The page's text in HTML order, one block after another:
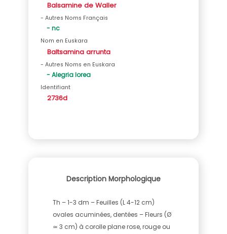
Balsamine de Waller
- Autres Noms Français
- nc
Nom en Euskara
Baltsamina arrunta
- Autres Noms en Euskara
- Alegria lorea
Identifiant
2736d
Description Morphologique
Th – 1-3 dm – Feuilles (L 4-12 cm)
ovales acuminées, dentées – Fleurs (Ø
≃ 3 cm) à corolle plane rose, rouge ou